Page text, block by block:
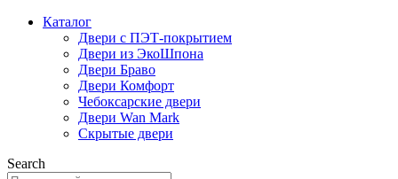
Каталог
Двери с ПЭТ-покрытием
Двери из ЭкоШпона
Двери Браво
Двери Комфорт
Чебоксарские двери
Двери Wan Mark
Скрытые двери
Search